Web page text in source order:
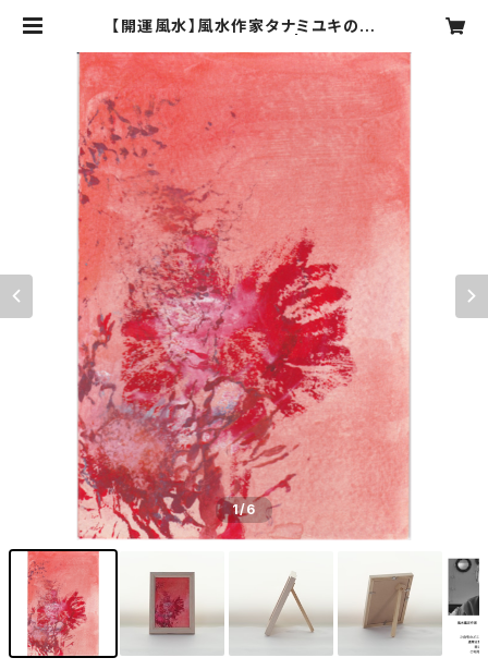
【開運風水】風水作家タナミユキの開
廊
1/6